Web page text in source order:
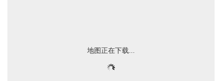
地图正在下载...